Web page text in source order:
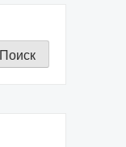
Поиск